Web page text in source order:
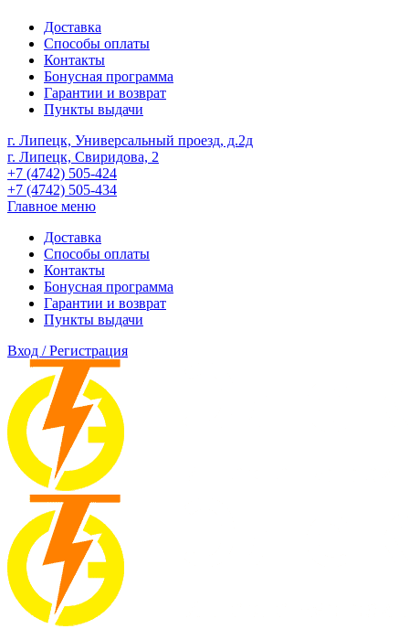
Доставка
Способы оплаты
Контакты
Бонусная программа
Гарантии и возврат
Пункты выдачи
г. Липецк, Универсальный проезд, д.2д
г. Липецк, Свиридова, 2
+7 (4742) 505-424
+7 (4742) 505-434
Главное меню
Доставка
Способы оплаты
Контакты
Бонусная программа
Гарантии и возврат
Пункты выдачи
Вход / Регистрация